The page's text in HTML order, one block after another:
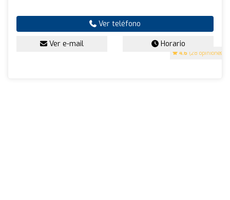
4.6 (28 opiniones)
Ver teléfono
Ver e-mail Horario